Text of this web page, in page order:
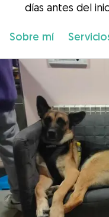
días antes del
Sobre mí